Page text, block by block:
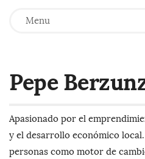
Menu
Pepe
Apasionado por el
y el desarrollo económico
personas como motor de